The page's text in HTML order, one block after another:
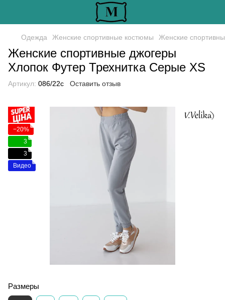
Одежда Женские спортивные костюмы Женские
Женские спортивные джогеры
Хлопок Футер Трехнитка Серые XS
Артикул: 086/22с Оставить отзыв
−20%
3
3
Видео
Размеры